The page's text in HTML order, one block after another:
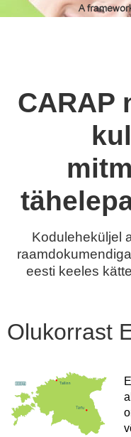
CARAP
Koduleheküljel
eesti keeles
Olukorrast